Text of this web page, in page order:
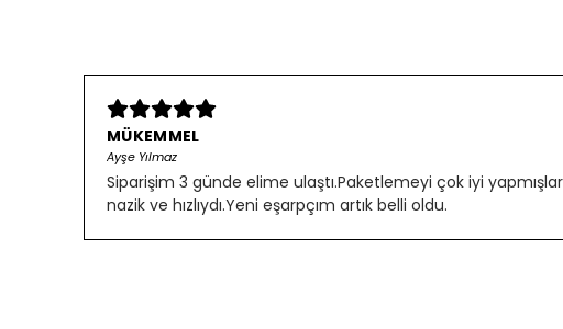
MÜKEMMEL
Ayşe Yılmaz
Siparişim 3 günde elime ulaştı.Paketlemeyi çok iyi
nazik ve hızlıydı.Yeni eşarpçım artık belli oldu.